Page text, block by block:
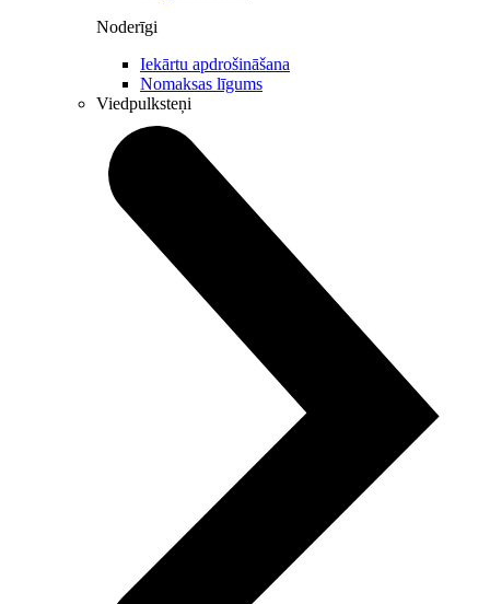
Noderīgi
Iekārtu apdrošināšana
Nomaksas līgums
Viedpulksteņi